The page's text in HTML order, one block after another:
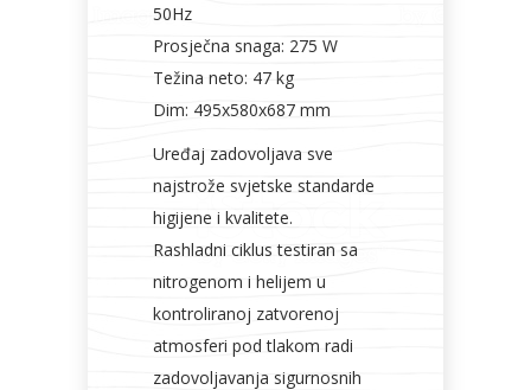
50Hz
Prosječna snaga: 275 W
Težina neto: 47 kg
Dim: 495x580x687 mm
Uređaj zadovoljava sve
najstrože svjetske standarde
higijene i kvalitete.
Rashladni ciklus testiran sa
nitrogenom i helijem u
kontroliranoj zatvorenoj
atmosferi pod tlakom radi
zadovoljavanja sigurnosnih